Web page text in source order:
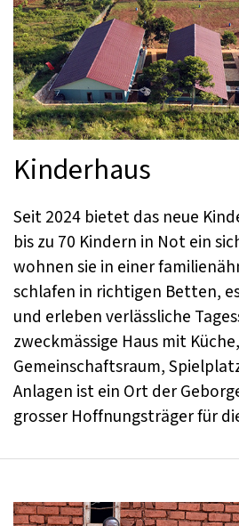
Kinderhaus
Seit 2024 bietet das neue
bis zu 70 Kindern in Not ein
wohnen sie in einer
schlafen in richtigen Betten,
und erleben verlässliche
zweckmässige Haus mit Küche,
Gemeinschaftsraum,
Anlagen ist ein Ort der
grosser Hoffnungsträger für